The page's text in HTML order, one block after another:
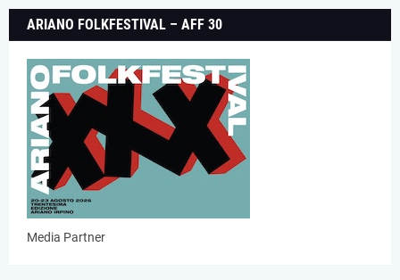
ARIANO FOLKFESTIVAL – AFF 30
Media Partner